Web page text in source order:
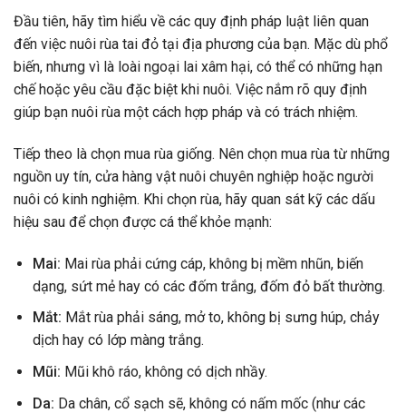
Đầu tiên, hãy tìm hiểu về các quy định pháp luật liên quan
đến việc nuôi rùa tai đỏ tại địa phương của bạn. Mặc dù phổ
biến, nhưng vì là loài ngoại lai xâm hại, có thể có những hạn
chế hoặc yêu cầu đặc biệt khi nuôi. Việc nắm rõ quy định
giúp bạn nuôi rùa một cách hợp pháp và có trách nhiệm.
Tiếp theo là chọn mua rùa giống. Nên chọn mua rùa từ những
nguồn uy tín, cửa hàng vật nuôi chuyên nghiệp hoặc người
nuôi có kinh nghiệm. Khi chọn rùa, hãy quan sát kỹ các dấu
hiệu sau để chọn được cá thể khỏe mạnh:
Mai: Mai rùa phải cứng cáp, không bị mềm nhũn, biến
dạng, sứt mẻ hay có các đốm trắng, đốm đỏ bất thường.
Mắt: Mắt rùa phải sáng, mở to, không bị sưng húp, chảy
dịch hay có lớp màng trắng.
Mũi: Mũi khô ráo, không có dịch nhầy.
Da: Da chân, cổ sạch sẽ, không có nấm mốc (như các